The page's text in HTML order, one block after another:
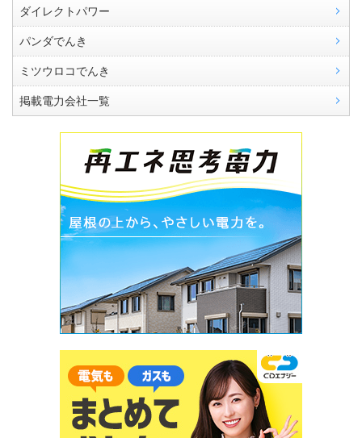
ダイレクトパワー
パンダでんき
ミツウロコでんき
掲載電力会社一覧